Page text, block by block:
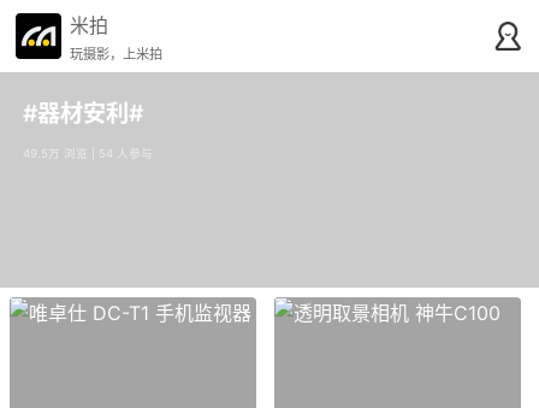
米拍
玩摄影，上米拍
#器材安利#
49.5万 浏览 | 54 人参与